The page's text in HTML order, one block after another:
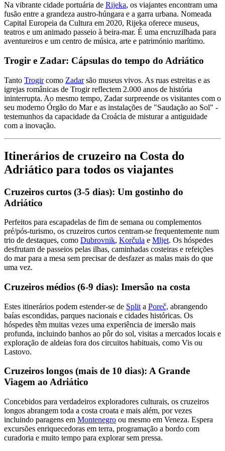
Na vibrante cidade portuária de Rijeka, os viajantes encontram uma
fusão entre a grandeza austro-húngara e a garra urbana. Nomeada
Capital Europeia da Cultura em 2020, Rijeka oferece museus,
teatros e um animado passeio à beira-mar. É uma encruzilhada para
aventureiros e um centro de música, arte e património marítimo.
Trogir e Zadar: Cápsulas do tempo do Adriático
Tanto Trogircomo Zadarsão museus vivos. As ruas estreitas e as
igrejas românicas de Trogir reflectem 2.000 anos de história
ininterrupta. Ao mesmo tempo, Zadar surpreende os visitantes com o
seu moderno Órgão do Mar e as instalações de "Saudação ao Sol" -
testemunhos da capacidade da Croácia de misturar a antiguidade
com a inovação.
Itinerários de cruzeiro na Costa do
Adriático para todos os viajantes
Cruzeiros curtos (3-5 dias): Um gostinho do
Adriático
Perfeitos para escapadelas de fim de semana ou complementos
pré/pós-turismo, os cruzeiros curtos centram-se frequentemente num
trio de destaques, como Dubrovnik, Korčula e Mljet. Os hóspedes
desfrutam de passeios pelas ilhas, caminhadas costeiras e refeições
do mar para a mesa sem precisar de desfazer as malas mais do que
uma vez.
Cruzeiros médios (6-9 dias): Imersão na costa
Estes itinerários podem estender-se de Split a Poreč, abrangendo
baías escondidas, parques nacionais e cidades históricas. Os
hóspedes têm muitas vezes uma experiência de imersão mais
profunda, incluindo banhos ao pôr do sol, visitas a mercados locais e
exploração de aldeias fora dos circuitos habituais, como Vis ou
Lastovo.
Cruzeiros longos (mais de 10 dias): A Grande
Viagem ao Adriático
Concebidos para verdadeiros exploradores culturais, os cruzeiros
longos abrangem toda a costa croata e mais além, por vezes
incluindo paragens em Montenegro ou mesmo em Veneza. Espera
excursões enriquecedoras em terra, programação a bordo com
curadoria e muito tempo para explorar sem pressa.